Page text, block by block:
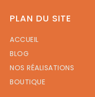
PLAN DU SITE
ACCUEIL
BLOG
NOS RÉALISATIONS
BOUTIQUE